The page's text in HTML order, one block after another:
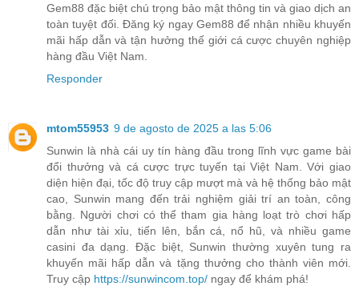
Gem88 đặc biệt chú trọng bảo mật thông tin và giao dịch an
toàn tuyệt đối. Đăng ký ngay Gem88 để nhận nhiều khuyến
mãi hấp dẫn và tận hưởng thế giới cá cược chuyên nghiệp
hàng đầu Việt Nam.
Responder
mtom55953 9 de agosto de 2025 a las 5:06
Sunwin là nhà cái uy tín hàng đầu trong lĩnh vực game bài
đổi thưởng và cá cược trực tuyến tại Việt Nam. Với giao
diện hiện đại, tốc độ truy cập mượt mà và hệ thống bảo mật
cao, Sunwin mang đến trải nghiệm giải trí an toàn, công
bằng. Người chơi có thể tham gia hàng loạt trò chơi hấp
dẫn như tài xỉu, tiến lên, bắn cá, nổ hũ, và nhiều game
casini đa dạng. Đặc biệt, Sunwin thường xuyên tung ra
khuyến mãi hấp dẫn và tặng thưởng cho thành viên mới.
Truy cập https://sunwincom.top/ ngay để khám phá!